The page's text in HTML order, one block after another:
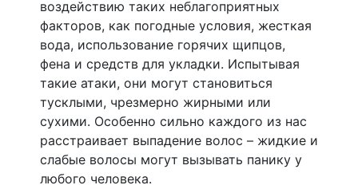
воздействию таких неблагоприятных
факторов, как погодные условия, жесткая
вода, использование горячих щипцов,
фена и средств для укладки. Испытывая
такие атаки, они могут становиться
тусклыми, чрезмерно жирными или
сухими. Особенно сильно каждого из нас
расстраивает выпадение волос – жидкие и
слабые волосы могут вызывать панику у
любого человека.